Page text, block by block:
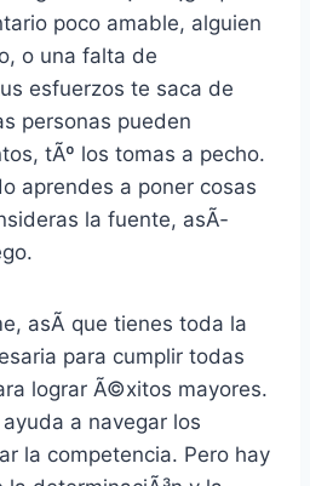
poco amable, alguien
o una falta de
esfuerzos te saca de
personas pueden
tÃº los tomas a pecho.
aprendes a poner cosas
la fuente, asÃ­
asÃ­ que tienes toda la
para cumplir todas
lograr Ã©xitos mayores.
a navegar los
la competencia. Pero hay